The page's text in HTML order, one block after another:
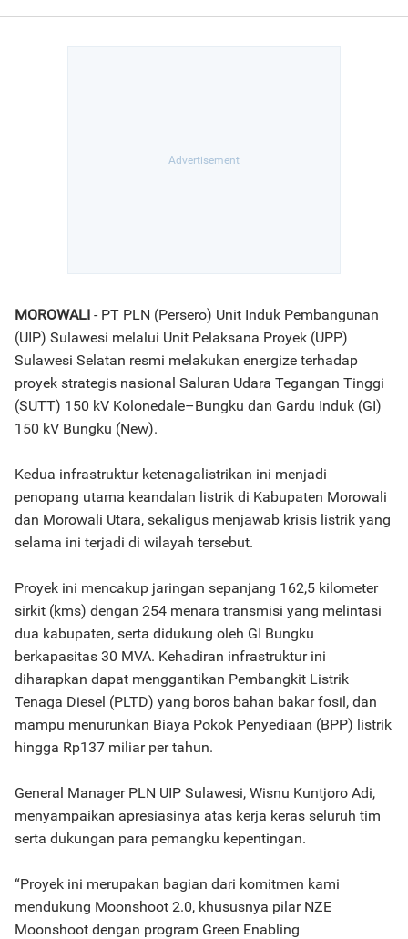
MOROWALI - PT PLN (Persero) Unit Induk Pembangunan
(UIP) Sulawesi melalui Unit Pelaksana Proyek (UPP)
Sulawesi Selatan resmi melakukan energize terhadap
proyek strategis nasional Saluran Udara Tegangan Tinggi
(SUTT) 150 kV Kolonedale–Bungku dan Gardu Induk (GI)
150 kV Bungku (New).
Kedua infrastruktur ketenagalistrikan ini menjadi
penopang utama keandalan listrik di Kabupaten Morowali
dan Morowali Utara, sekaligus menjawab krisis listrik yang
selama ini terjadi di wilayah tersebut.
Proyek ini mencakup jaringan sepanjang 162,5 kilometer
sirkit (kms) dengan 254 menara transmisi yang melintasi
dua kabupaten, serta didukung oleh GI Bungku
berkapasitas 30 MVA. Kehadiran infrastruktur ini
diharapkan dapat menggantikan Pembangkit Listrik
Tenaga Diesel (PLTD) yang boros bahan bakar fosil, dan
mampu menurunkan Biaya Pokok Penyediaan (BPP) listrik
hingga Rp137 miliar per tahun.
General Manager PLN UIP Sulawesi, Wisnu Kuntjoro Adi,
menyampaikan apresiasinya atas kerja keras seluruh tim
serta dukungan para pemangku kepentingan.
“Proyek ini merupakan bagian dari komitmen kami
mendukung Moonshoot 2.0, khususnya pilar NZE
Moonshoot dengan program Green Enabling